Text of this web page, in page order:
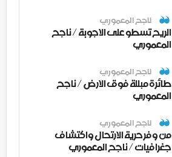
ناجح المعموري
الريح تسطو على الاجوبة / ناجح
المعموري
ناجح المعموري
طائرة مبللة فوق الارض / ناجح
المعموري
ناجح المعموري
من وفر حرية الارتحال واكتشاف
جغرافيات / ناجح المعموري